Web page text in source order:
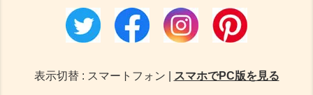
表示切替 : スマートフォン | スマホでPC版を見る